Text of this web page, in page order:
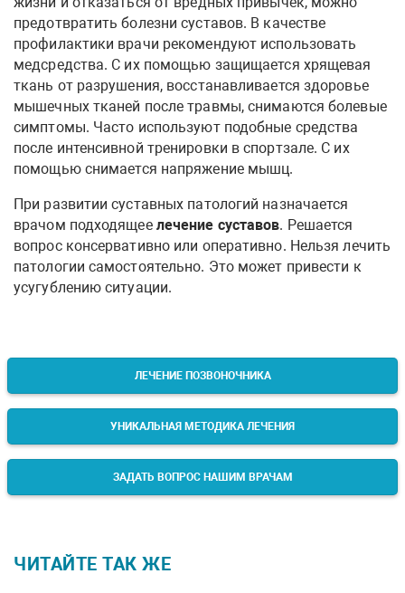
предотвратить болезни суставов. В качестве
профилактики врачи рекомендуют использовать
медсредства. С их помощью защищается хрящевая
ткань от разрушения, восстанавливается здоровье
мышечных тканей после травмы, снимаются болевые
симптомы. Часто используют подобные средства
после интенсивной тренировки в спортзале. С их
помощью снимается напряжение мышц.
При развитии суставных патологий назначается
врачом подходящее лечение суставов. Решается
вопрос консервативно или оперативно. Нельзя лечить
патологии самостоятельно. Это может привести к
усугублению ситуации.
ЛЕЧЕНИЕ ПОЗВОНОЧНИКА
УНИКАЛЬНАЯ МЕТОДИКА ЛЕЧЕНИЯ
ЗАДАТЬ ВОПРОС НАШИМ ВРАЧАМ
ЧИТАЙТЕ ТАК ЖЕ